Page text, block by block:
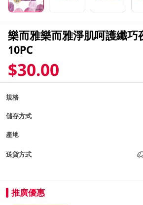
樂而雅樂而雅淨肌呵護纖巧
10PC
$30.00
規格
儲存方式
產地
送貨方式
推廣優惠